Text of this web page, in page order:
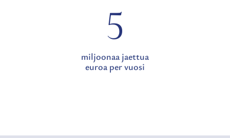
5
miljoonaa jaettua
euroa per vuosi